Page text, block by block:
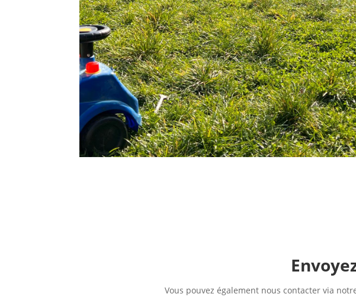
Vous pouvez également nous contacter via